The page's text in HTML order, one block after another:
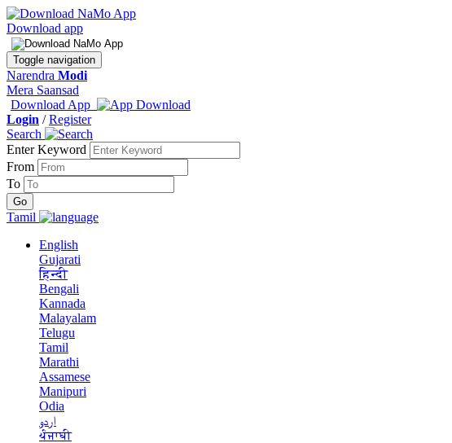
Download app
Toggle navigation
Narendra Modi
Mera Saansad
Download App
Login /Register
Search
Enter Keyword
From
To
Tamil
English
Gujarati
हिन्दी
Bengali
Kannada
Malayalam
Telugu
Tamil
Marathi
Assamese
Manipuri
Odia
اردو
ਪੰਜਾਬੀ